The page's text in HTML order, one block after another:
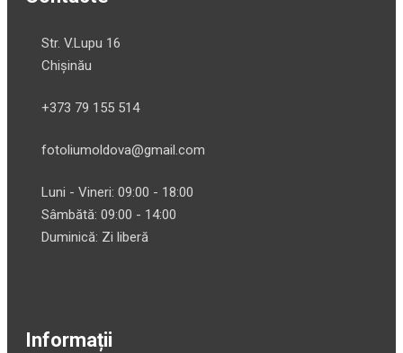
Str. V.Lupu 16
Chișinău
+373 79 155 514
fotoliumoldova@gmail.com
Luni - Vineri: 09:00 - 18:00
Sâmbătă: 09:00 - 14:00
Duminică: Zi liberă
Informații